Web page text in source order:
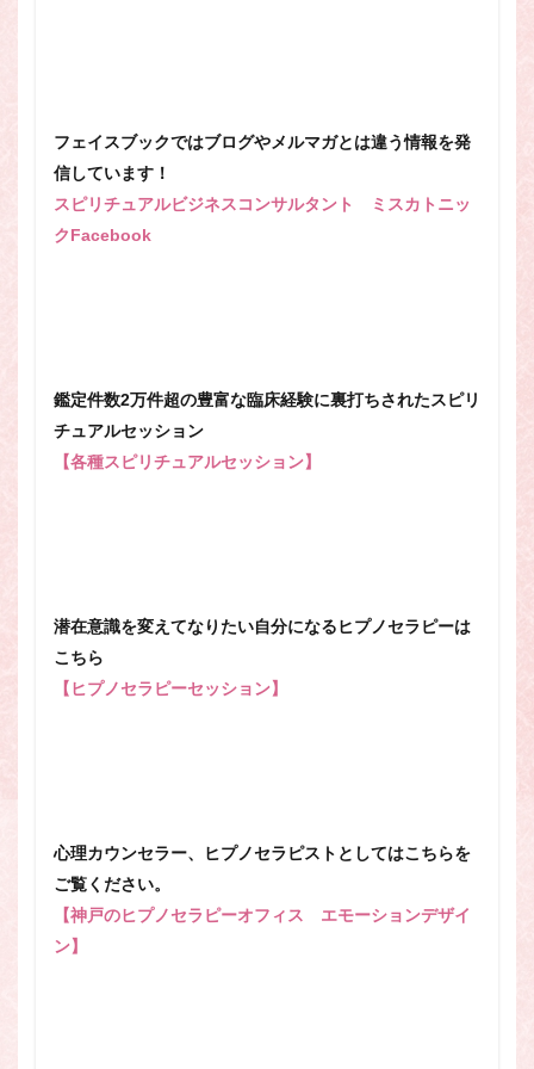
フェイスブックではブログやメルマガとは違う情報を発
信しています！
スピリチュアルビジネスコンサルタント ミスカトニッ
クFacebook
鑑定件数2万件超の豊富な臨床経験に裏打ちされたスピリ
チュアルセッション
【各種スピリチュアルセッション】
潜在意識を変えてなりたい自分になるヒプノセラピーは
こちら
【ヒプノセラピーセッション】
心理カウンセラー、ヒプノセラピストとしてはこちらを
ご覧ください。
【神戸のヒプノセラピーオフィス エモーションデザイ
ン】